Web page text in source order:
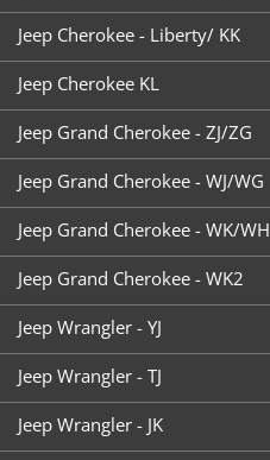
Jeep Cherokee - Liberty/ KK
Jeep Cherokee KL
Jeep Grand Cherokee - ZJ/ZG
Jeep Grand Cherokee - WJ/WG
Jeep Grand Cherokee - WK/WH
Jeep Grand Cherokee - WK2
Jeep Wrangler - YJ
Jeep Wrangler - TJ
Jeep Wrangler - JK